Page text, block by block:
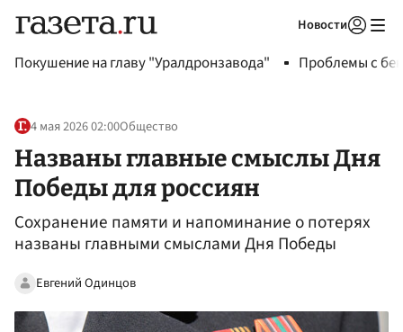
Новости
Покушение на главу "Уралдронзавода" Проблемы с
4 мая 2026 02:00Общество
Названы главные смыслы Дня
Победы для россиян
Сохранение памяти и напоминание о потерях
названы главными смыслами Дня Победы
Евгений Одинцов